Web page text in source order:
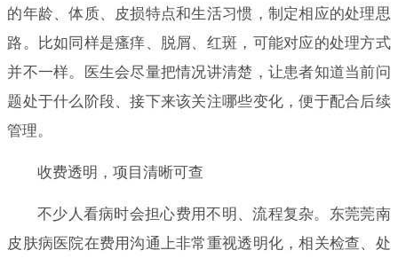
的年龄、体质、皮损特点和生活习惯，制定相应的处理思
路。比如同样是瘙痒、脱屑、红斑，可能对应的处理方式
并不一样。医生会尽量把情况讲清楚，让患者知道当前问
题处于什么阶段、接下来该关注哪些变化，便于配合后续
管理。
收费透明，项目清晰可查
不少人看病时会担心费用不明、流程复杂。东莞莞南
皮肤病医院在费用沟通上非常重视透明化，相关检查、处